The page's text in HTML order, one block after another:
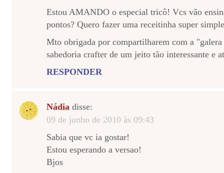
Estou AMANDO o especial tricô! Vcs vão
pontos? Quero fazer uma receitinha super
Mto obrigada por compartilharem com a "galera
sabedoria crafter de um jeito tão interessante e
RESPONDER
Nádia disse:
09 de junho de 2010 às 09:43
Sabia que vc ia gostar!
Estou esperando a versao!
Bjos